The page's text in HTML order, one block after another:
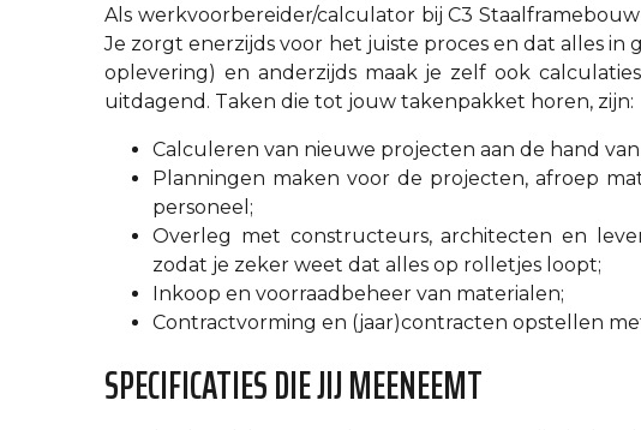
Als werkvoorbereider/calculator bij C3
Je zorgt enerzijds voor het juiste proces en dat alles in
oplevering) en anderzijds maak je zelf ook
uitdagend. Taken die tot jouw takenpakket horen, zijn:
Calculeren van nieuwe projecten aan de hand
Planningen maken voor de projecten, afroep
personeel;
Overleg met constructeurs, architecten en
zodat je zeker weet dat alles op rolletjes loopt;
Inkoop en voorraadbeheer van materialen;
Contractvorming en (jaar)contracten opstellen
SPECIFICATIES DIE JIJ MEENEEMT